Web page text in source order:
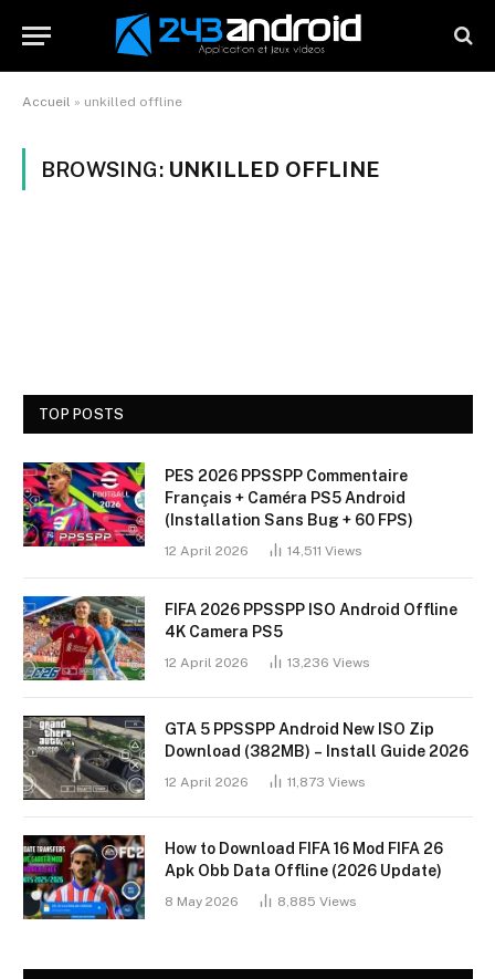
Accueil » unkilled offline
BROWSING: UNKILLED OFFLINE
TOP POSTS
PES 2026 PPSSPP Commentaire
Français + Caméra PS5 Android
(Installation Sans Bug + 60 FPS)
12 April 2026 14,511 Views
FIFA 2026 PPSSPP ISO Android Offline
4K Camera PS5
12 April 2026 13,236 Views
GTA 5 PPSSPP Android New ISO Zip
Download (382MB) – Install Guide 2026
12 April 2026 11,873 Views
How to Download FIFA 16 Mod FIFA 26
Apk Obb Data Offline (2026 Update)
8 May 2026 8,885 Views